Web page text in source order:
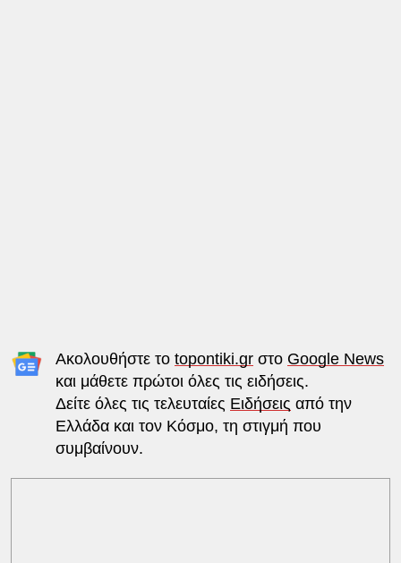
Ακολουθήστε το topontiki.grστο Google News
και μάθετε πρώτοι όλες τις ειδήσεις.
Δείτε όλες τις τελευταίες Ειδήσεις από την
Ελλάδα και τον Κόσμο, τη στιγμή που
συμβαίνουν.